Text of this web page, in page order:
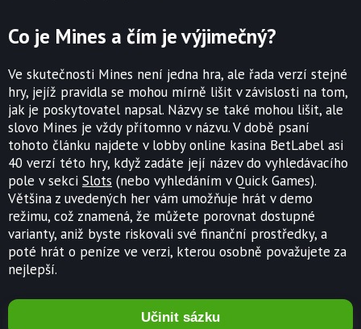
Co je Mines a čím je výjimečný?
Ve skutečnosti Mines není jedna hra, ale řada verzí stejné
hry, jejíž pravidla se mohou mírně lišit v závislosti na tom,
jak je poskytovatel napsal. Názvy se také mohou lišit, ale
slovo Mines je vždy přítomno v názvu. V době psaní
tohoto článku najdete v lobby online kasina BetLabel asi
40 verzí této hry, když zadáte její název do vyhledávacího
pole v sekci Slots (nebo vyhledáním v Quick Games).
Většina z uvedených her vám umožňuje hrát v demo
režimu, což znamená, že můžete porovnat dostupné
varianty, aniž byste riskovali své finanční prostředky, a
poté hrát o peníze ve verzi, kterou osobně považujete za
nejlepší.
Učinit sázku